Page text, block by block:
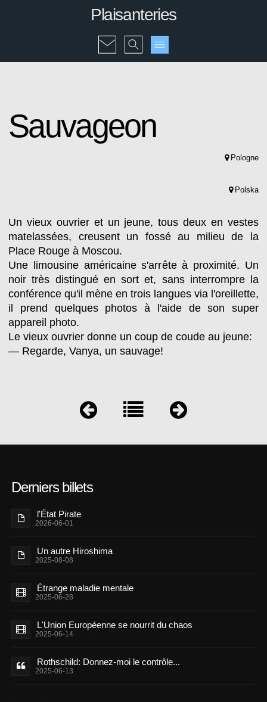
Plaisanteries
Sauvageon
Pologne
Polska
Un vieux ouvrier et un jeune, tous deux en vestes
matelassées, creusent un fossé au milieu de la
Place Rouge à Moscou.
Une limousine américaine s'arrête à proximité. Un
noir très distingué en sort et, sans interrompre la
conférence qu'il mène en trois langues via l'oreillette,
il prend quelques photos à l'aide de son super
appareil photo.
Le vieux ouvrier donne un coup de coude au jeune:
— Regarde, Vanya, un sauvage!
Derniers billets
l'État Pirate
2026-06-01
Un autre Hiroshima
2025-08-08
Étrange maladie mentale
2025-06-28
L'Union Européenne se nourrit du chaos
2025-06-14
Rothschild: Donnez-moi le contrôle...
2025-06-13